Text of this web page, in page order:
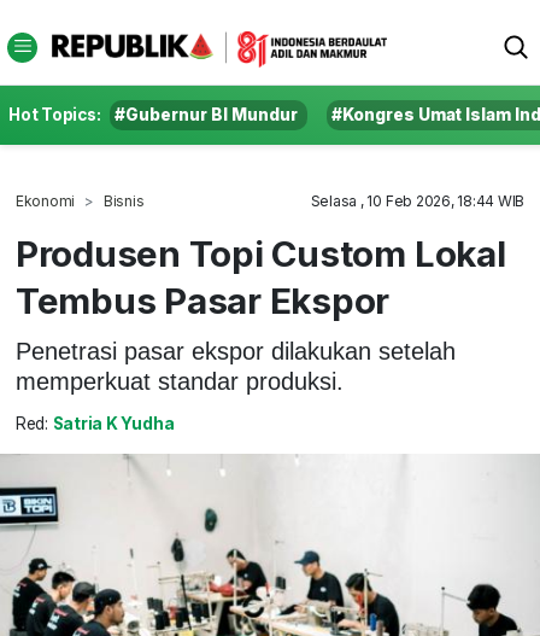
Hot Topics: #Gubernur BI Mundur #Kongres Umat Islam
Ekonomi Bisnis Selasa , 10 Feb 2026, 18:44 WIB
Produsen Topi Custom Lokal
Tembus Pasar Ekspor
Penetrasi pasar ekspor dilakukan setelah
memperkuat standar produksi.
Red: Satria K Yudha